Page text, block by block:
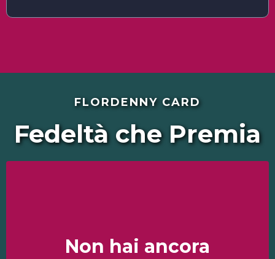
FLORDENNY CARD
Fedeltà che Premia
Non hai ancora